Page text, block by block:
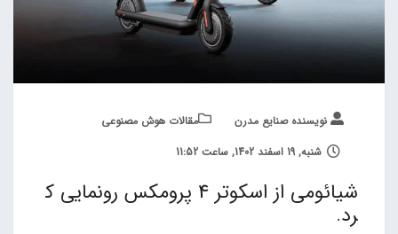
نویسنده صنایع مدرن
مقالات هوش مصنوعی
شنبه, 19 اسفند 1402, ساعت 11:52
شیائومی از اسکوتر 4 پرومکس رونمایی ک
رد.